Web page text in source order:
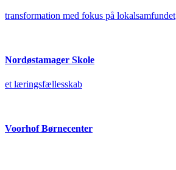
transformation med fokus på lokalsamfundet
Nordøstamager Skole
et læringsfællesskab
Voorhof Børnecenter